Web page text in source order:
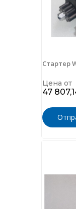
Стартер
Цена от
47